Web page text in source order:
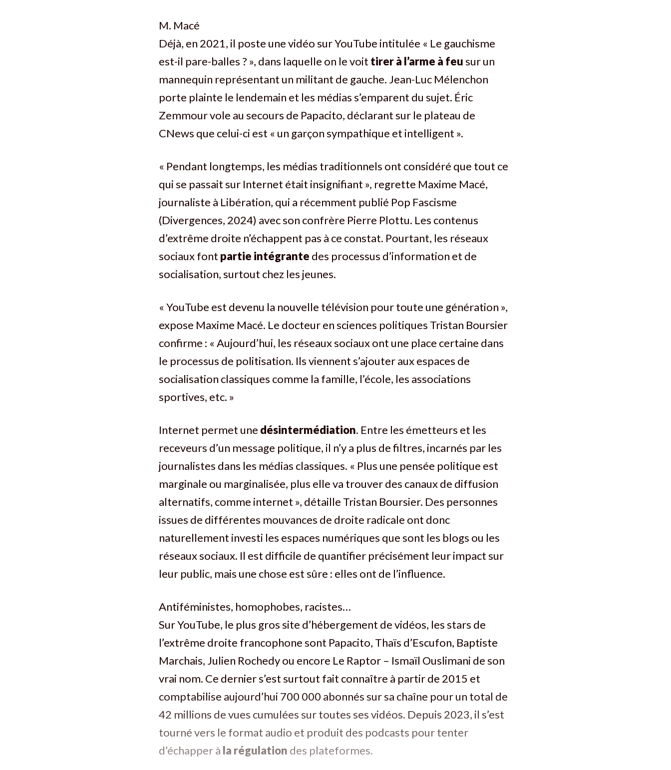
M. Macé
Déjà, en 2021, il poste une vidéo sur YouTube intitulée « Le gauchisme
est-il pare-balles ? », dans laquelle on le voit tirer à l’arme à feusur un
mannequin représentant un militant de gauche. Jean-Luc Mélenchon
porte plainte le lendemain et les médias s’emparent du sujet. Éric
Zemmour vole au secours de Papacito, déclarant sur le plateau de
CNews que celui-ci est « un garçon sympathique et intelligent ».
« Pendant longtemps, les médias traditionnels ont considéré que tout ce
qui se passait sur Internet était insignifiant », regrette Maxime Macé,
journaliste à Libération, qui a récemment publié Pop Fascisme
(Divergences, 2024) avec son confrère Pierre Plottu. Les contenus
d’extrême droite n’échappent pas à ce constat. Pourtant, les réseaux
sociaux font partie intégrante des processus d’information et de
socialisation, surtout chez les jeunes.
« YouTube est devenu la nouvelle télévision pour toute une génération »,
expose Maxime Macé. Le docteur en sciences politiques Tristan Boursier
confirme : « Aujourd’hui, les réseaux sociaux ont une place certaine dans
le processus de politisation. Ils viennent s’ajouter aux espaces de
socialisation classiques comme la famille, l’école, les associations
sportives, etc. »
Internet permet une désintermédiation. Entre les émetteurs et les
receveurs d’un message politique, il n’y a plus de filtres, incarnés par les
journalistes dans les médias classiques. « Plus une pensée politique est
marginale ou marginalisée, plus elle va trouver des canaux de diffusion
alternatifs, comme internet », détaille Tristan Boursier. Des personnes
issues de différentes mouvances de droite radicale ont donc
naturellement investi les espaces numériques que sont les blogs ou les
réseaux sociaux. Il est difficile de quantifier précisément leur impact sur
leur public, mais une chose est sûre : elles ont de l’influence.
Antiféministes, homophobes, racistes…
Sur YouTube, le plus gros site d’hébergement de vidéos, les stars de
l’extrême droite francophone sont Papacito, Thaïs d’Escufon, Baptiste
Marchais, Julien Rochedy ou encore Le Raptor – Ismaïl Ouslimani de son
vrai nom. Ce dernier s’est surtout fait connaître à partir de 2015 et
comptabilise aujourd’hui 700 000 abonnés sur sa chaîne pour un total de
42 millions de vues cumulées sur toutes ses vidéos. Depuis 2023, il s’est
tourné vers le format audio et produit des podcasts pour tenter
d’échapper à la régulation des plateformes.